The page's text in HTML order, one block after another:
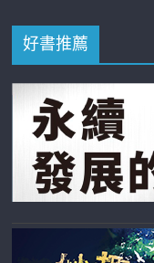
好書推薦